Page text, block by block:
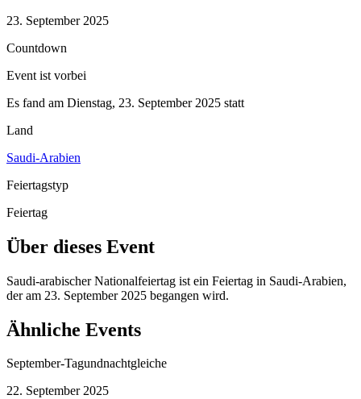
23. September 2025
Countdown
Event ist vorbei
Es fand am Dienstag, 23. September 2025 statt
Land
Saudi-Arabien
Feiertagstyp
Feiertag
Über dieses Event
Saudi-arabischer Nationalfeiertag ist ein Feiertag in Saudi-Arabien,
der am 23. September 2025 begangen wird.
Ähnliche Events
September-Tagundnachtgleiche
22. September 2025